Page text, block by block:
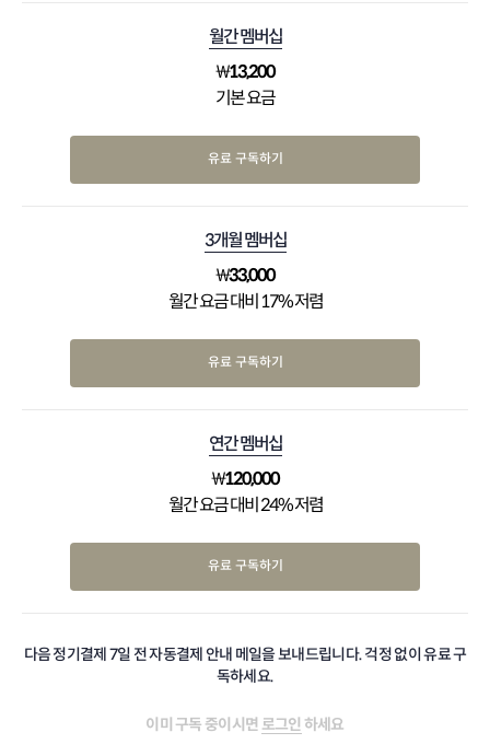
월간 멤버십
₩13,200
기본 요금
유료 구독하기
3개월 멤버십
₩33,000
월간 요금 대비 17% 저렴
유료 구독하기
연간 멤버십
₩120,000
월간 요금 대비 24% 저렴
유료 구독하기
다음 정기결제 7일 전 자동결제 안내 메일을 보내드립니다. 걱정 없이 유료 구
독하세요.
이미 구독 중이시면 로그인 하세요